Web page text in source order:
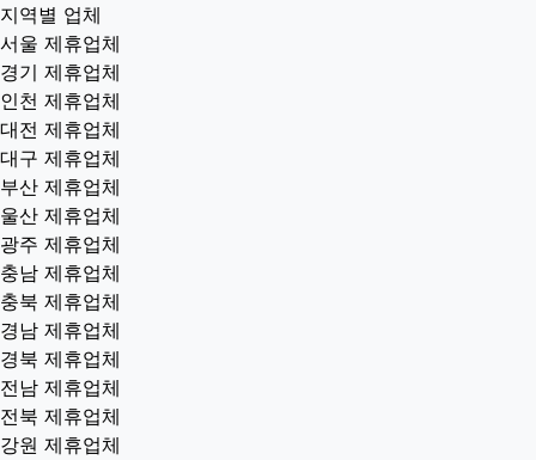
지역별 업체
서울 제휴업체
경기 제휴업체
인천 제휴업체
대전 제휴업체
대구 제휴업체
부산 제휴업체
울산 제휴업체
광주 제휴업체
충남 제휴업체
충북 제휴업체
경남 제휴업체
경북 제휴업체
전남 제휴업체
전북 제휴업체
강원 제휴업체